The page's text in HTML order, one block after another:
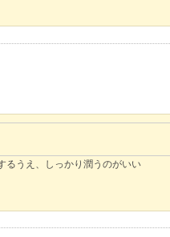
るうえ、しっかり潤うのがいい